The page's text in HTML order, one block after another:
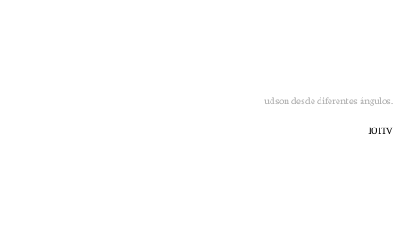
Imagen de la figura gigante de Lamine Yamal en el río Hudson desde diferentes ángulos.
101TV